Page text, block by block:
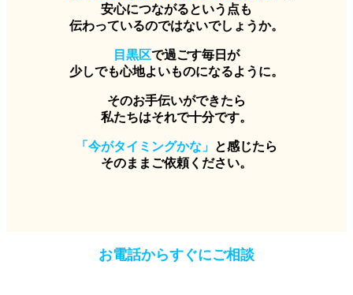
安心につながるという点も
伝わっているのではないでしょうか。
目黒区で過ごす毎日が
少しでも心地よいものになるように。
そのお手伝いができたら
私たちはそれで十分です。
「今がタイミングかな」 と感じたら
そのままご依頼ください。
お電話からすぐにご相談